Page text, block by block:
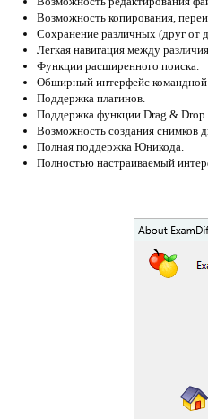
Возможность копирования,
Сохранение различных (друг от
Легкая навигация между
Функции расширенного поиска.
Обширный интерфейс командной
Поддержка плагинов.
Поддержка функции Drag & Drop.
Возможность создания снимков
Полная поддержка Юникода.
Полностью настраиваемый